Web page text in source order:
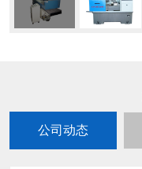
公司动态